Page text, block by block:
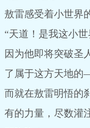
敖雷感受着小世界
“天道！是我这小
因为他即将突破圣
了属于这方天地的
而就在敖雷明悟的
有的力量，尽数灌